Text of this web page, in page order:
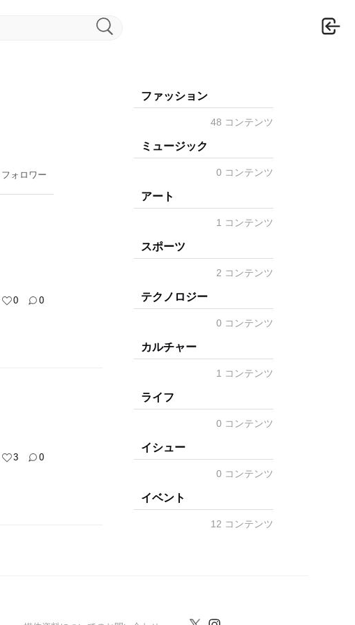
フォロワー
0 0
3 0
ファッション
48 コンテンツ
ミュージック
0 コンテンツ
アート
1 コンテンツ
スポーツ
2 コンテンツ
テクノロジー
0 コンテンツ
カルチャー
1 コンテンツ
ライフ
0 コンテンツ
イシュー
0 コンテンツ
イベント
12 コンテンツ